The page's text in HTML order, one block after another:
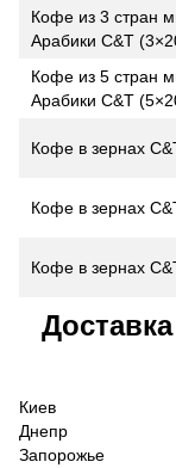
Кофе из 3 стран
Арабики C&T
Кофе из 5 стран
Арабики C&T
Кофе в зернах
Кофе в зернах
Кофе в зернах
Киев
Днепр
Запорожье